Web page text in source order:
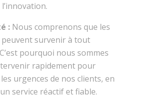
: Nous comprenons que les
survenir à tout
pourquoi nous sommes
rapidement pour
urgences de nos clients, en
service réactif et fiable.